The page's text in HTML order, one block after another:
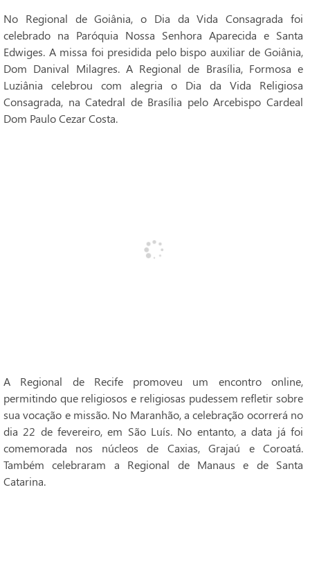
No Regional de Goiânia, o Dia da Vida Consagrada foi
celebrado na Paróquia Nossa Senhora Aparecida e Santa
Edwiges. A missa foi presidida pelo bispo auxiliar de Goiânia,
Dom Danival Milagres. A Regional de Brasília, Formosa e
Luziânia celebrou com alegria o Dia da Vida Religiosa
Consagrada, na Catedral de Brasília pelo Arcebispo Cardeal
Dom Paulo Cezar Costa.
A Regional de Recife promoveu um encontro online,
permitindo que religiosos e religiosas pudessem refletir sobre
sua vocação e missão. No Maranhão, a celebração ocorrerá no
dia 22 de fevereiro, em São Luís. No entanto, a data já foi
comemorada nos núcleos de Caxias, Grajaú e Coroatá.
Também celebraram a Regional de Manaus e de Santa
Catarina.